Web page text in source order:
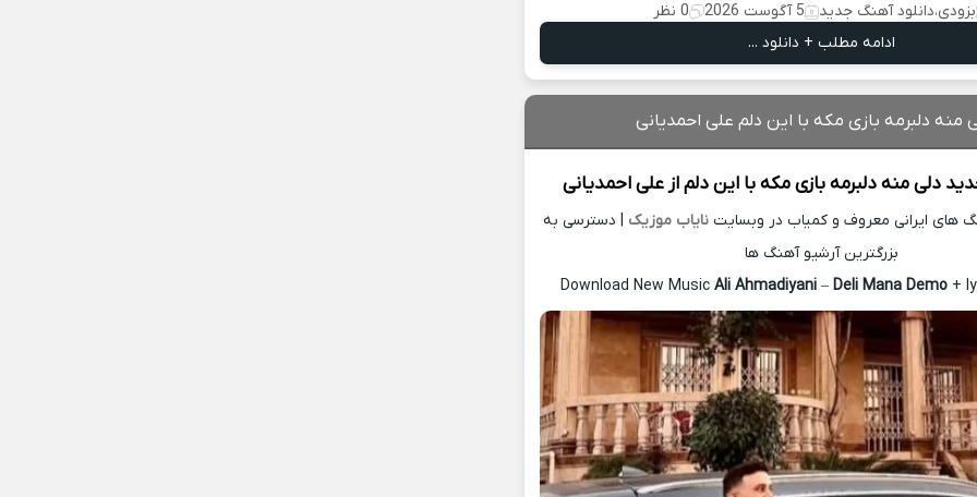
بزودی،دانلود آهنگ جدید 5 آگوست 2026
0 نظر
ادامه مطلب + دانلود ...
منه دلبرمه بازی مکه با این دلم علی احمدیانی
دلی منه دلبرمه بازی مکه با این دلم ازعلی احمدیانی
های ایرانی معروف و کمیاب در وبسایتنایاب موزیک | دسترسی به
بزرگترین آرشیو آهنگ ها
Download New Music Ali Ahmadiyani– Deli Mana Demo+